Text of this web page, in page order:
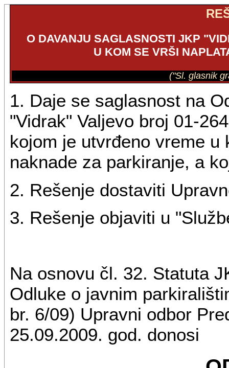
O DAVANJU SAGLASNOSTI JKP
U KOM SE VRŠI
("Sl. glasnik
1. Daje se saglasnost na
"Vidrak" Valjevo broj 01-
kojom je utvrđeno vreme
naknade za parkiranje, a
2. Rešenje dostaviti
3. Rešenje objaviti u
Na osnovu čl. 32. Statuta
Odluke o javnim
br. 6/09) Upravni odbor
25.09.2009. god. donosi